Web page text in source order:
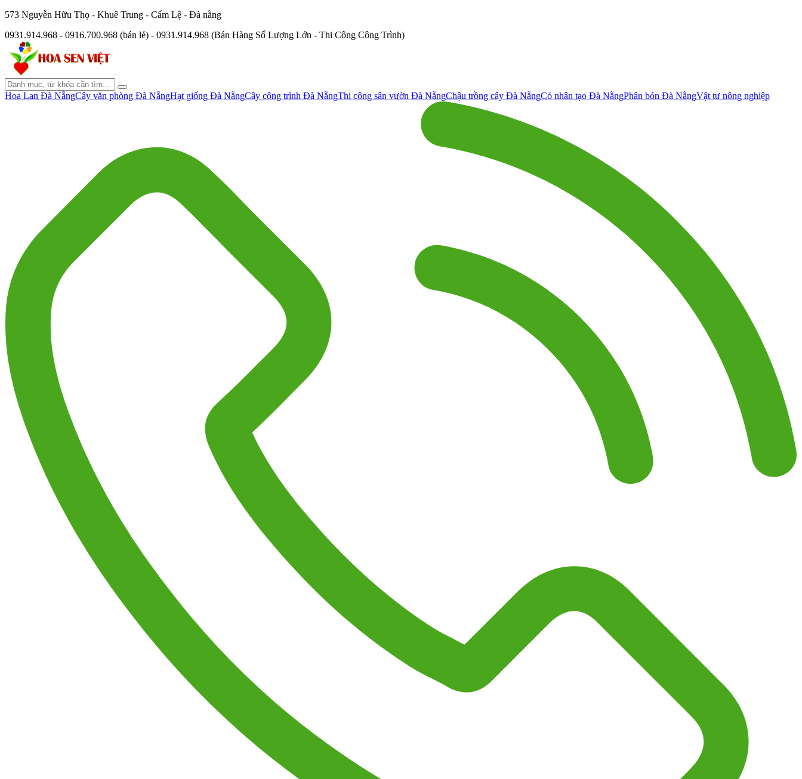
573 Nguyễn Hữu Thọ - Khuê Trung - Cẩm Lệ - Đà nẵng
0931.914.968 - 0916.700.968 (bán lẻ) - 0931.914.968 (Bán Hàng Số Lượng Lớn - Thi Công Công Trình)
Hoa Lan Đà NẵngCây văn phòng Đà NẵngHạt giống Đà NẵngCây công trình Đà NẵngThi công sân vườn Đà NẵngChậu trồng cây Đà NẵngCỏ nhân tạo Đà NẵngPhân bón Đà NẵngVật tư nông nghiệp